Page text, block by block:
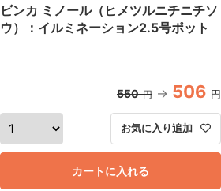
ビンカ ミノール（ヒメツルニチニチソ
ウ）：イルミネーション2.5号ポット
550 円 506 円
カートに入れる
お気に入り追加